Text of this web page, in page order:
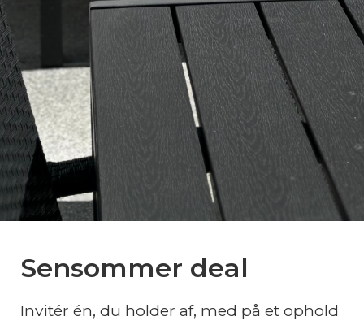
Sensommer deal
Invitér én, du holder af, med på et ophold